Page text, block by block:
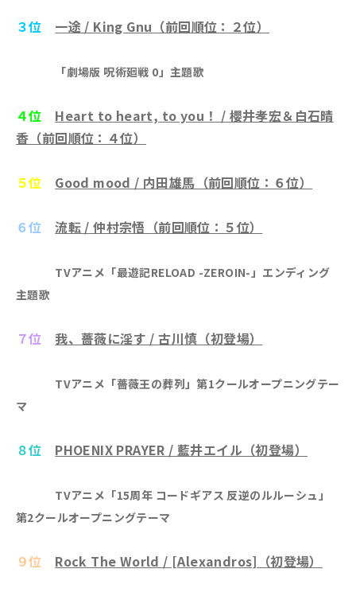
３位 一途 / King Gnu（前回順位：２位）
「劇場版 呪術廻戦 0」主題歌
４位
Heart to heart, to you！ / 櫻井孝宏＆白石晴
香（前回順位：４位）
５位 Good mood / 内田雄馬（前回順位：６位）
６位 流転 / 仲村宗悟（前回順位：５位）
TVアニメ「最遊記RELOAD -ZEROIN-」エンディング
主題歌
７位 我、薔薇に淫す / 古川慎（初登場）
TVアニメ「薔薇王の葬列」第1クールオープニングテー
マ
８位 PHOENIX PRAYER / 藍井エイル（初登場）
TVアニメ「15周年 コードギアス 反逆のルルーシュ」
第2クールオープニングテーマ
９位 Rock The World / [Alexandros]（初登場）